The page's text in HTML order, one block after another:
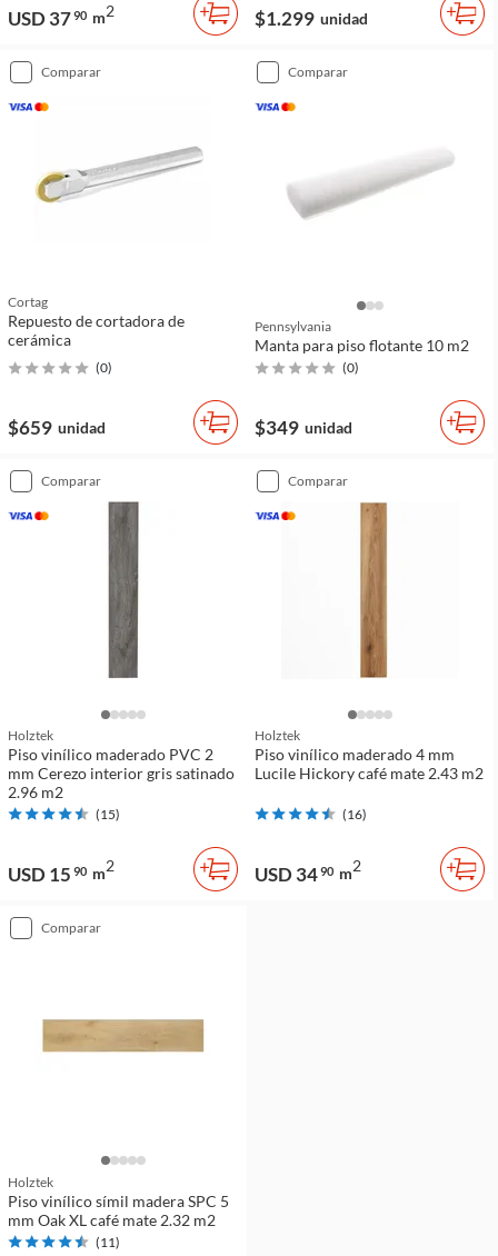
USD 3790 m2 $1.299 unidad
comparar
Cortag
Repuesto de cortadora de
cerámica
(0)
$659 unidad
comparar
Pennsylvania
Manta para piso flotante 10 m2
(0)
$349 unidad
comparar
Holztek
Piso vinílico maderado PVC 2
mm Cerezo interior gris satinado
2.96 m2
(15)
USD 15 90 m2
comparar
Holztek
Piso vinílico maderado 4 mm
Lucile Hickory café mate 2.43 m2
(16)
USD 3490 m2
comparar
Holztek
Piso vinílico símil madera SPC 5
mm Oak XL café mate 2.32 m2
(11)